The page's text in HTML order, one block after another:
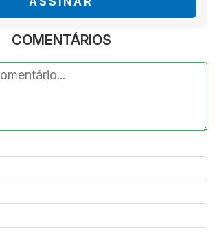
COMENTÁRIOS